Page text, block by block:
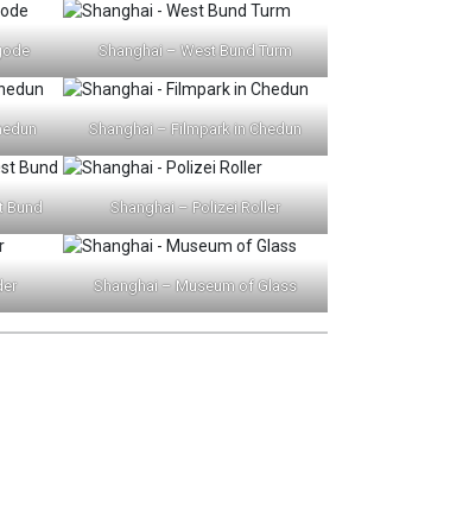
Shanghai – West Bund Turm
Shanghai – Filmpark in Chedun
Bund Shanghai – Polizei Roller
Shanghai – Museum of Glass